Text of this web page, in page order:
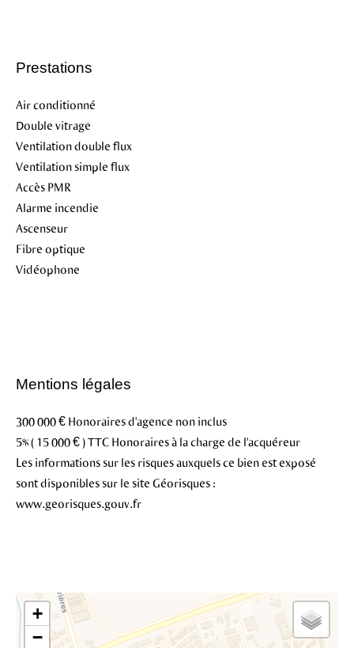
Prestations
Air conditionné
Double vitrage
Ventilation double flux
Ventilation simple flux
Accès PMR
Alarme incendie
Ascenseur
Fibre optique
Vidéophone
Mentions légales
300 000 € Honoraires d'agence non inclus
5% ( 15 000 € ) TTC Honoraires à la charge de l'acquéreur
Les informations sur les risques auxquels ce bien est exposé
sont disponibles sur le site Géorisques :
www.georisques.gouv.fr
+
−